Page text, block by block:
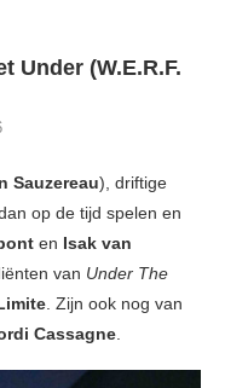
Under (W.E.R.F.
Sauzereau), driftige
op de tijd spelen en
en Isak van
van Under The
. Zijn ook nog van
Cassagne.